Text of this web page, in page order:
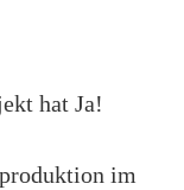
hat Ja!
im